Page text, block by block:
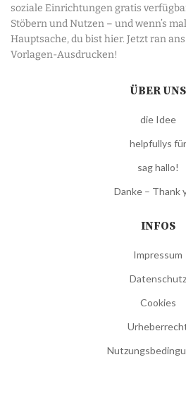
soziale Einrichtungen gratis
Stöbern und Nutzen – und wenn’s
Hauptsache, du bist hier. Jetzt ran
Vorlagen-Ausdrucken!
ÜBER UNS
die Idee
helpfullys für
sag hallo!
Danke – Thank
INFOS
Impressum
Datenschutz
Cookies